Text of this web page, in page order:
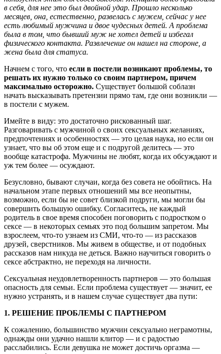
в себя, для нее это был двойной удар. Прошло несколько
месяцев, она, естественно, развелась с мужем, сейчас у нее
есть любимый мужчина и двое чудесных детей. А проблема
была в том, что бывший муж не хотел детей и избегал
физического контакта. Развлечение он нашел на стороне, а
жена была для статуса.
Начнем с того, что если в постели возникают проблемы, то
решать их нужно только со своим партнером, причем
максимально осторожно. Существует большой соблазн
начать высказывать претензии прямо там, где они возникли —
в постели с мужем.
Имейте в виду: это достаточно рискованный шаг.
Разговаривать с мужчиной о своих сексуальных желаниях,
предпочтениях и особенностях — это целая наука, но если он
узнает, что вы об этом еще и с подругой делитесь — это
вообще катастрофа. Мужчины не любят, когда их обсуждают и
уж тем более — осуждают.
Безусловно, бывают случаи, когда без совета не обойтись. На
начальном этапе первых отношений мы все неопытны,
возможно, если бы не совет близкой подруги, мы могли бы
совершить большую ошибку. Согласитесь, не каждый
родитель в свое время способен поговорить с подростком о
сексе — в некоторых семьях это под большим запретом. Мы
взрослеем, что-то узнаем из СМИ, что-то — из рассказов
друзей, сверстников. Мы живем в обществе, и от подобных
рассказов нам никуда не деться. Важно научиться говорить о
сексе абстрактно, не переходя на личности.
Сексуальная неудовлетворенность партнеров — это большая
опасность для семьи. Если проблема существует — значит, ее
нужно устранять, и в нашем случае существует два пути:
1. РЕШЕНИЕ ПРОБЛЕМЫ С ПАРТНЕРОМ
К сожалению, большинство мужчин сексуально неграмотны,
однажды они удачно нашли клитор — и с радостью
расслабились. Если девушка не может достичь оргазма —